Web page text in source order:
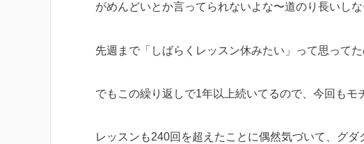
がめんどいとか言ってられないよな〜道のり長いし
先週まで「しばらくレッスン休みたい」って思って
でもこの繰り返しで1年以上続いてるので、今回もモ
レッスンも240回を超えたことに偶然気づいて、グダ